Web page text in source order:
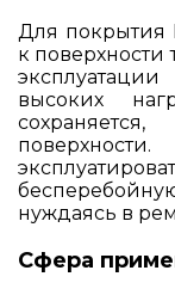
Для покрытия
к поверхности
высоких
нуждаясь в
Сфера